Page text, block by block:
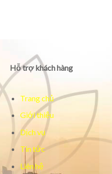
Hỗ trợ khách hàng
Trang chủ
Giới thiệu
Dịch vụ
Tin tức
Liên hệ